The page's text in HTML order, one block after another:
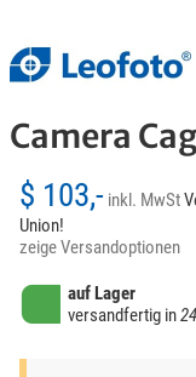
Camera
$ 103,- inkl. MwSt
Union!
zeige Versandoptionen
auf Lager
versandfertig in